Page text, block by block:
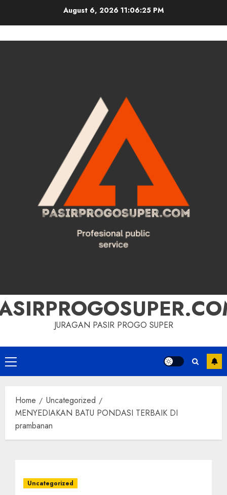
August 6, 2026 11:06:26 PM
JURAGAN PASIR PROGO SUPER
Primary
Menu
Home
Uncategorized
MENYEDIAKAN BATU PONDASI TERBAIK DI
prambanan
Uncategorized